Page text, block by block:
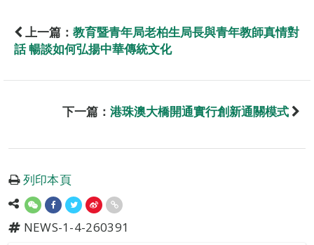
上一篇： 教育暨青年局老柏生局長與青年教師真情對
話 暢談如何弘揚中華傳統文化
下一篇： 港珠澳大橋開通實行創新通關模式
列印本頁
NEWS-1-4-260391